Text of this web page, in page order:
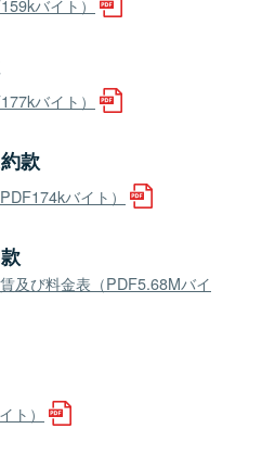
バイト）
バイト）
款
バイト）
及び料金表（PDF5.68Mバイ
ト）